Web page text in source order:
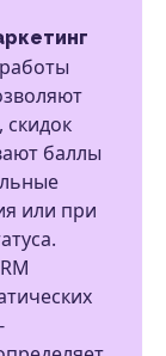
скидок
баллы
или при